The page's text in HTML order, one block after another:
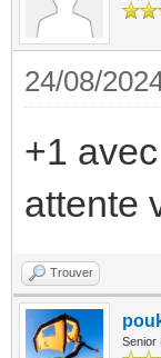
24/08/
+1
attente
Trouver
Senior